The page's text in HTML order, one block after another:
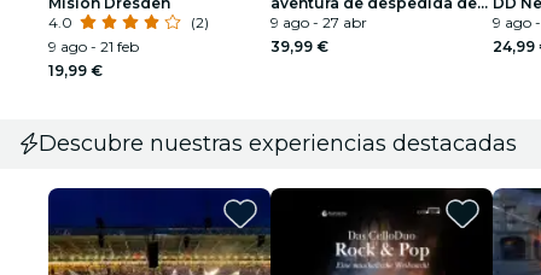
4.0
(2)
9 ago - 21 feb
19,99 €
soltera en DD Neustadt
9 ago - 27 abr
39,99 €
9 ago
24,99
Descubre nuestras experiencias destacadas